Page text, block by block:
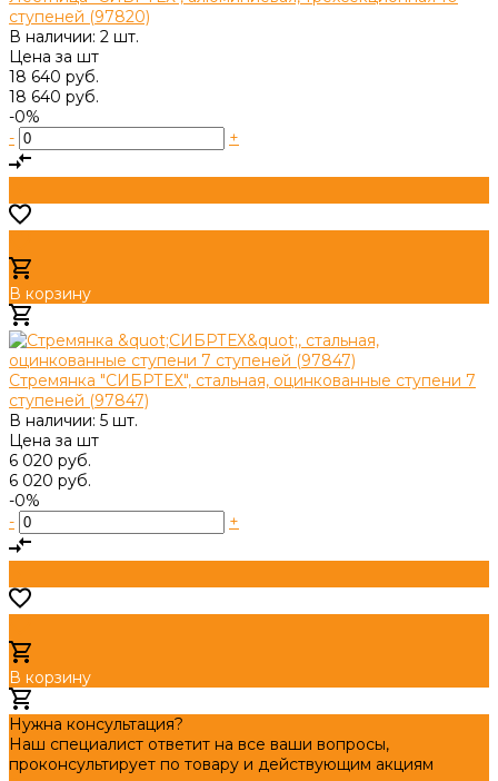
ступеней (97820)
В наличии: 2 шт.
Цена за шт
18 640 руб.
18 640 руб.
-0%
-
+
В корзину
Стремянка "СИБРТЕХ", стальная, оцинкованные ступени 7
ступеней (97847)
В наличии: 5 шт.
Цена за шт
6 020 руб.
6 020 руб.
-0%
-
+
В корзину
Нужна консультация?
Наш специалист ответит на все ваши вопросы,
проконсультирует по товару и действующим акциям